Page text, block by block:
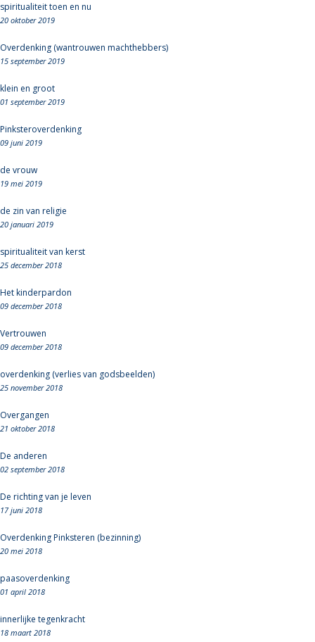
spiritualiteit toen en nu
20 oktober 2019
Overdenking (wantrouwen machthebbers)
15 september 2019
klein en groot
01 september 2019
Pinksteroverdenking
09 juni 2019
de vrouw
19 mei 2019
de zin van religie
20 januari 2019
spiritualiteit van kerst
25 december 2018
Het kinderpardon
09 december 2018
Vertrouwen
09 december 2018
overdenking (verlies van godsbeelden)
25 november 2018
Overgangen
21 oktober 2018
De anderen
02 september 2018
De richting van je leven
17 juni 2018
Overdenking Pinksteren (bezinning)
20 mei 2018
paasoverdenking
01 april 2018
innerlijke tegenkracht
18 maart 2018